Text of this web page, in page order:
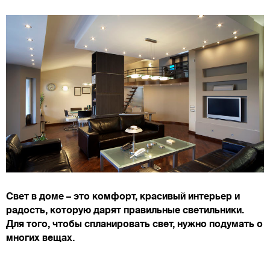
Свет в доме – это комфорт, красивый интерьер и
радость, которую дарят правильные светильники.
Для того, чтобы спланировать свет, нужно подумать о
многих вещах.